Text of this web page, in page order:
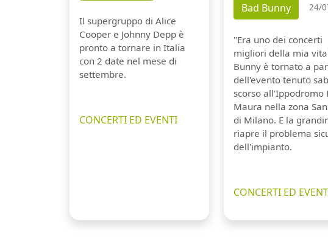
Il supergruppo di Alice
Cooper e Johnny Depp è
pronto a tornare in Italia
con 2 date nel mese di
settembre.
CONCERTI ED EVENTI
Bad Bunny 24/
"Era uno dei concerti
migliori della mia
Bunny è tornato a
dell'evento tenuto
scorso all'Ippodromo
Maura nella zona
di Milano. E la
riapre il problema
dell'impianto.
CONCERTI ED